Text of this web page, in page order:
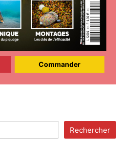
Commander
Rechercher